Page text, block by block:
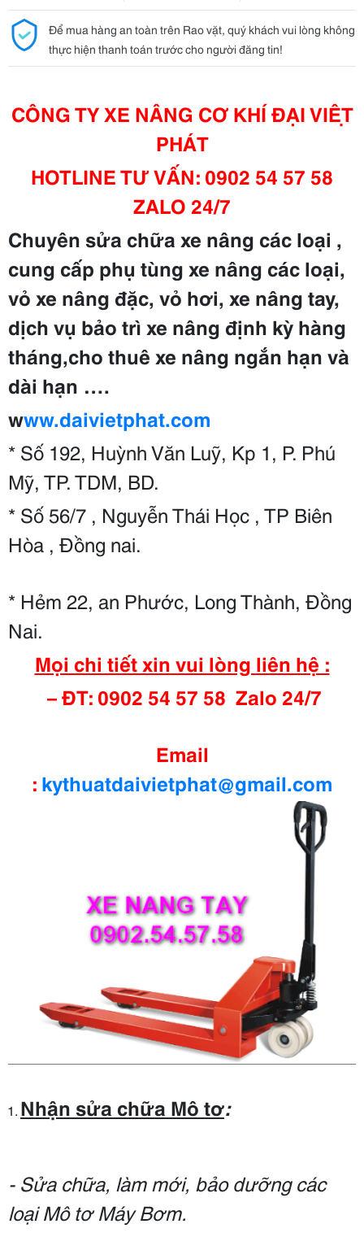
Để mua hàng an toàn trên Rao vặt, quý khách vui lòng không
thực hiện thanh toán trước cho người đăng tin!
CÔNG TY XE NÂNG CƠ KHÍ ĐẠI VIỆT
PHÁT
HOTLINE TƯ VẤN: 0902 54 57 58
ZALO 24/7
Chuyên sửa chữa xe nâng các loại ,
cung cấp phụ tùng xe nâng các loại,
vỏ xe nâng đặc, vỏ hơi, xe nâng tay,
dịch vụ bảo trì xe nâng định kỳ hàng
tháng,cho thuê xe nâng ngắn hạn và
dài hạn ….
www.daivietphat.com
* Số 192, Huỳnh Văn Luỹ, Kp 1, P. Phú
Mỹ, TP. TDM, BD.
* Số 56/7 , Nguyễn Thái Học , TP Biên
Hòa , Đồng nai.
* Hẻm 22, an Phước, Long Thành, Đồng
Nai.
Mọi chi tiết xin vui lòng liên hệ :
– ĐT: 0902 54 57 58 Zalo 24/7
Email
: kythuatdaivietphat@gmail.com
Nhận sửa chữa Mô tơ:
- Sửa chữa, làm mới, bảo dưỡng các
loại Mô tơ Máy Bơm.